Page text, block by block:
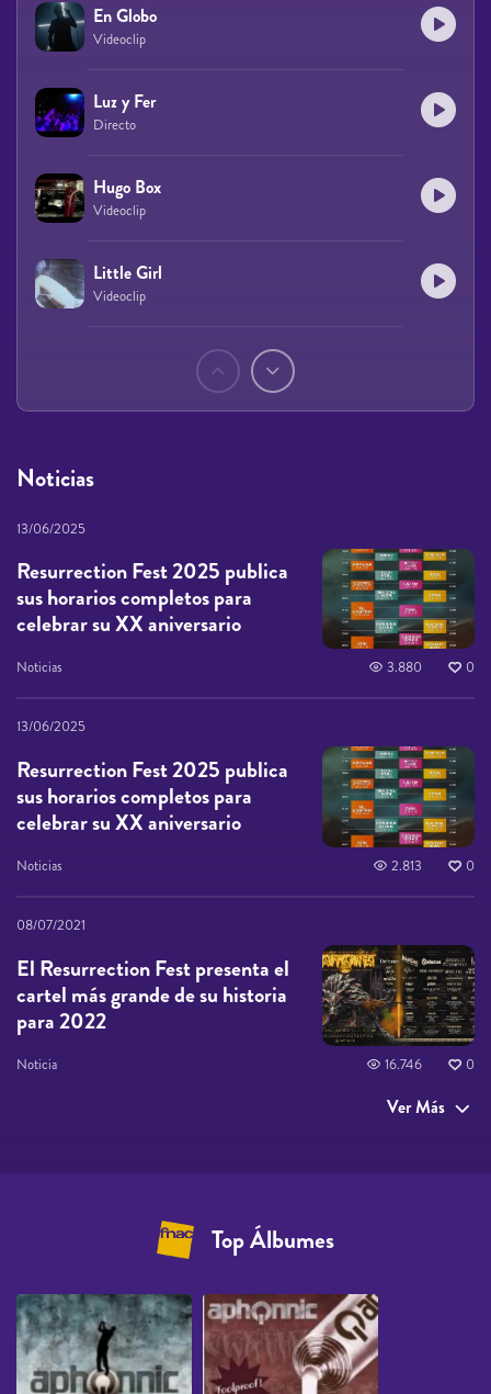
Noticias
13/06/2025
Resurrection Fest 2025 publica
sus horarios completos para
celebrar su XX aniversario
Noticias 3.880 0
13/06/2025
Resurrection Fest 2025 publica
sus horarios completos para
celebrar su XX aniversario
Noticias 2.813 0
08/07/2021
El Resurrection Fest presenta el
cartel más grande de su historia
para 2022
Noticia 16.746 0
Ver Más
En Globo
Videoclip
Luz y Fer
Directo
Hugo Box
Videoclip
Little Girl
Videoclip
Top Álbumes